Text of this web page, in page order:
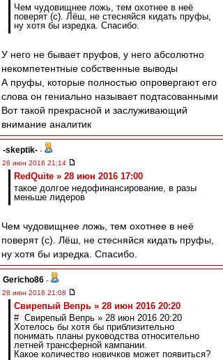
Чем чудовищнее ложь, тем охотнее в неё
поверят (с). Лёш, не стесняйся кидать пруфы,
ну хотя бы изредка. Спасибо.
У него не бывает пруфов, у него абсолютно
некомпетентные собственные выводы
А пруфы, которые полностью опровергают его
слова он гениально называет подтасованными
Вот такой прекрасной и заслуживающий
внимание аналитик
-skeptik- -
28 июн 2016 21:14
RedQuite » 28 июн 2016 17:00
такое долгое недофинансирование, в разы
меньше лидеров
Чем чудовищнее ложь, тем охотнее в неё
поверят (с). Лёш, не стесняйся кидать пруфы,
ну хотя бы изредка. Спасибо.
Gericho86 -
28 июн 2016 21:08
Свирепый Вепрь » 28 июн 2016 20:20
# Свирепый Вепрь » 28 июн 2016 20:20
Хотелось бы хотя бы приблизительно
понимать планы руководства относительно
летней трансферной кампании.
Какое количество новичков может появиться?